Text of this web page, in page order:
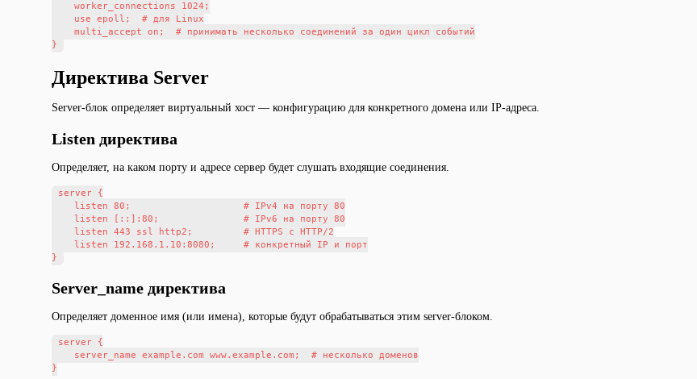
    worker_connections 1024;
    use epoll;  # для Linux
    multi_accept on;  # принимать несколько соединений за один цикл событий
Директива Server
Server-блок определяет виртуальный хост — конфигурацию для конкретного домена или IP-адреса.
Listen директива
Определяет, на каком порту и адресе сервер будет слушать входящие соединения.
server {
    listen 80;                    # IPv4 на порту 80
    listen [::]:80;               # IPv6 на порту 80
    listen 443 ssl http2;         # HTTPS с HTTP/2
    listen 192.168.1.10:8080;     # конкретный IP и порт
Server_name директива
Определяет доменное имя (или имена), которые будут обрабатываться этим server-блоком.
server {
    server_name example.com www.example.com;  # несколько доменов
}